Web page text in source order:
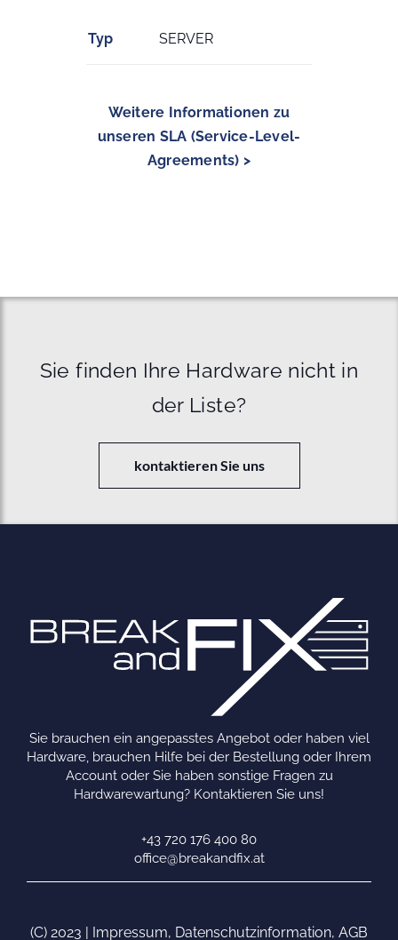
Typ SERVER
Weitere Informationen zu
unseren SLA (Service-Level-
Agreements) >
Sie finden Ihre Hardware nicht in
der Liste?
kontaktieren Sie uns
Sie brauchen ein angepasstes Angebot oder haben viel
Hardware, brauchen Hilfe bei der Bestellung oder Ihrem
Account oder Sie haben sonstige Fragen zu
Hardwarewartung? Kontaktieren Sie uns!
+43 720 176 400 80
office@breakandfix.at
(C) 2023 | Impressum, Datenschutzinformation, AGB